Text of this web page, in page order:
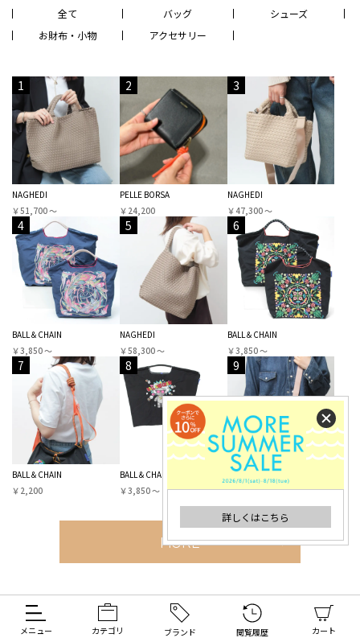
詳しくはこちら
メニュー カテゴリ ブランド 閲覧履歴 カート
全て バッグ
シューズ
お財布・小物
アクセサリー
1
NAGHEDI
￥51,700 〜
2
PELLE BORSA
￥24,200
3
NAGHEDI
￥47,300 〜
4
BALL＆CHAIN
￥3,850 〜
5
NAGHEDI
￥58,300 〜
6
BALL＆CHAIN
￥3,850 〜
7
BALL＆CHAIN
￥2,200
8
BALL＆CHAIN
￥3,850 〜
9
NAGHEDI
￥27,720 〜
MORE
FEATURE